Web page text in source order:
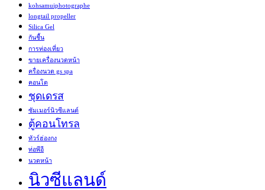
kohsamuiphotographe
longtail propeller
Silica Gel
กันชื้น
การท่องเที่ยว
ขายเครื่องนวดหน้า
ครื่องนวด gs spa
คอนโด
ชุดเดรส
ซัมเมอร์นิวซีแลนด์
ตู้คอนโทรล
ทัวร์ฮ่องกง
ท่อพีอี
นวดหน้า
นิวซีแลนด์